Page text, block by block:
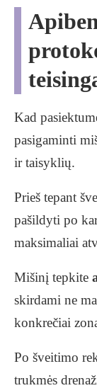
Kad
pasigaminti
ir taisyklių.
Prieš tepant
pašildyti po
maksimaliai
Mišinį tepkite
skirdami ne
konkrečiai
Po šveitimo
trukmės